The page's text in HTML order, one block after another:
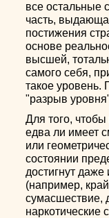
все остальные
часть,
постижения
основе
высшей,
самого себя,
такое уровень.
"разрыв
Для того, чтобы
едва ли имеет
или
состоянии
достигнут
(например,
сумасшествие,
наркотические